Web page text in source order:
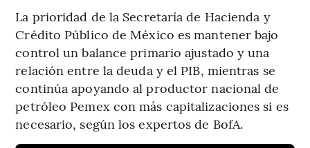
La prioridad de la Secretaría de Hacienda y
Crédito Público de México es mantener bajo
control un balance primario ajustado y una
relación entre la deuda y el PIB, mientras se
continúa apoyando al productor nacional de
petróleo Pemex con más capitalizaciones si es
necesario, según los expertos de BofA.